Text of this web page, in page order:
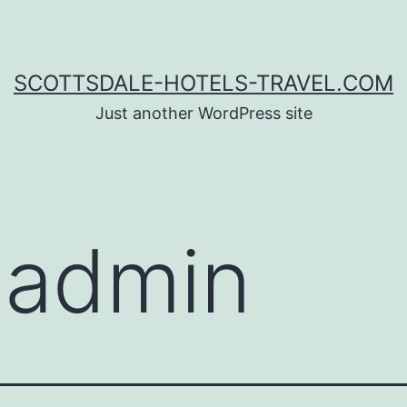
SCOTTSDALE-HOTELS-TRAVEL.COM
Just another WordPress site
admin